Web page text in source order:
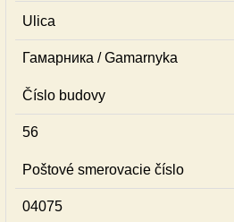
Ulica
Гамарника / Gamarnyka
Číslo budovy
56
Poštové smerovacie číslo
04075